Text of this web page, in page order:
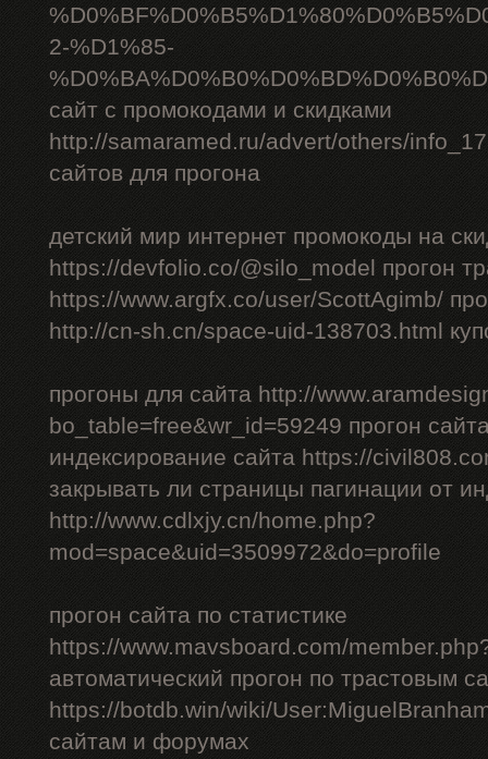
2-%D1%85-
сайт с промокодами и скидками
http://samaramed.ru/advert/others/
сайтов для прогона
детский мир интернет промокоды на
https://devfolio.co/@silo_model прогон
https://www.argfx.co/user/ScottAgimb/
http://cn-sh.cn/space-uid-138703.html
прогоны для сайта http://
bo_table=free&wr_id=59249 прогон
индексирование сайта https://
закрывать ли страницы пагинации от
http://www.cdlxjy.cn/home.php?
mod=space&uid=3509972&do=profile
прогон сайта по статистике
https://www.mavsboard.com/
автоматический прогон по трастовым
https://botdb.win/wiki/
сайтам и форумах